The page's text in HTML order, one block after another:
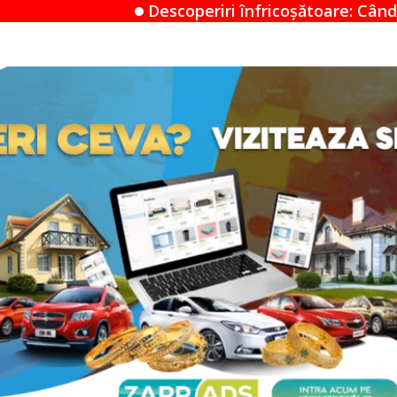
înfricoșătoare: Când un Airbnb devine